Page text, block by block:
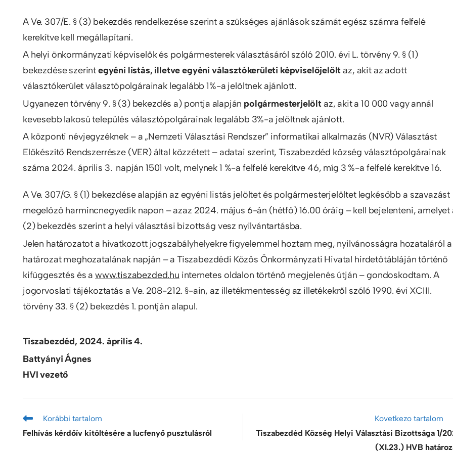
A Ve. 307/E. § (3) bekezdés rendelkezése szerint a szükséges ajánlások számát egész számra felfelé
kerekítve kell megállapítani.
A helyi önkormányzati képviselők és polgármesterek választásáról szóló 2010. évi L. törvény 9. § (1)
bekezdése szerintegyéni listás, illetve egyéni választókerületi képviselőjelölt az, akit az adott
választókerület választópolgárainak legalább 1%-a jelöltnek ajánlott.
Ugyanezen törvény 9. § (3) bekezdés a) pontja alapján polgármesterjelölt az, akit a 10 000 vagy annál
kevesebb lakosú település választópolgárainak legalább 3%-a jelöltnek ajánlott.
A központi névjegyzéknek – a „Nemzeti Választási Rendszer” informatikai alkalmazás (NVR) Választást
Előkészítő Rendszerrésze (VER) által közzétett – adatai szerint, Tiszabezdéd község választópolgárainak
száma 2024. április 3. napján 1501 volt, melynek 1 %-a felfelé kerekítve 46, míg 3 %-a felfelé kerekítve 16.
A Ve. 307/G. § (1) bekezdése alapján az egyéni listás jelöltet és polgármesterjelöltet legkésőbb a szavazást
megelőző harmincnegyedik napon – azaz 2024. május 6-án (hétfő) 16.00 óráig – kell bejelenteni, amelyet
(2) bekezdés szerint a helyi választási bizottság vesz nyilvántartásba.
Jelen határozatot a hivatkozott jogszabályhelyekre figyelemmel hoztam meg, nyilvánosságra hozataláról a
határozat meghozatalának napján – a Tiszabezdédi Közös Önkormányzati Hivatal hirdetőtábláján történő
kifüggesztés és awww.tiszabezded.hu internetes oldalon történő megjelenés útján – gondoskodtam. A
jogorvoslati tájékoztatás a Ve. 208-212. §-ain, az illetékmentesség az illetékekről szóló 1990. évi XCIII.
törvény 33. § (2) bekezdés 1. pontján alapul.
Tiszabezdéd, 2024. április 4.
Battyányi Ágnes
HVI vezető
Korábbi tartalom
Felhívás kérdőív kitöltésére a lucfenyő pusztulásról
Kovetkezo tartalom
Tiszabezdéd Község Helyi Választási Bizottsága 1/
(XI.23.) HVB